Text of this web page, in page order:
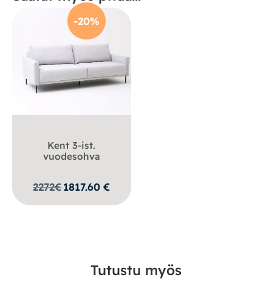
-20%
Kent 3-ist.
vuodesohva
2272€1817.60€
Tutustu myös